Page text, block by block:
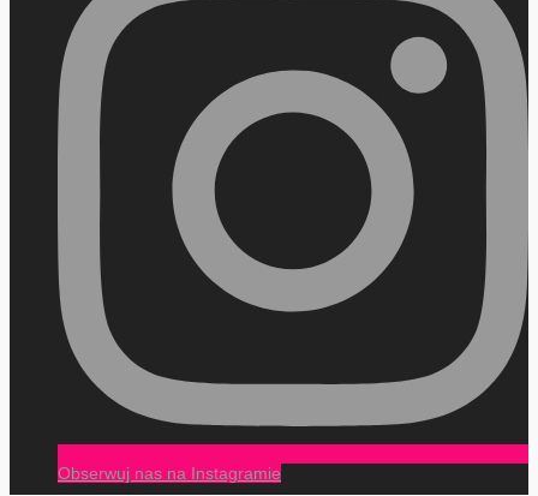
Obserwuj nas na Instagramie